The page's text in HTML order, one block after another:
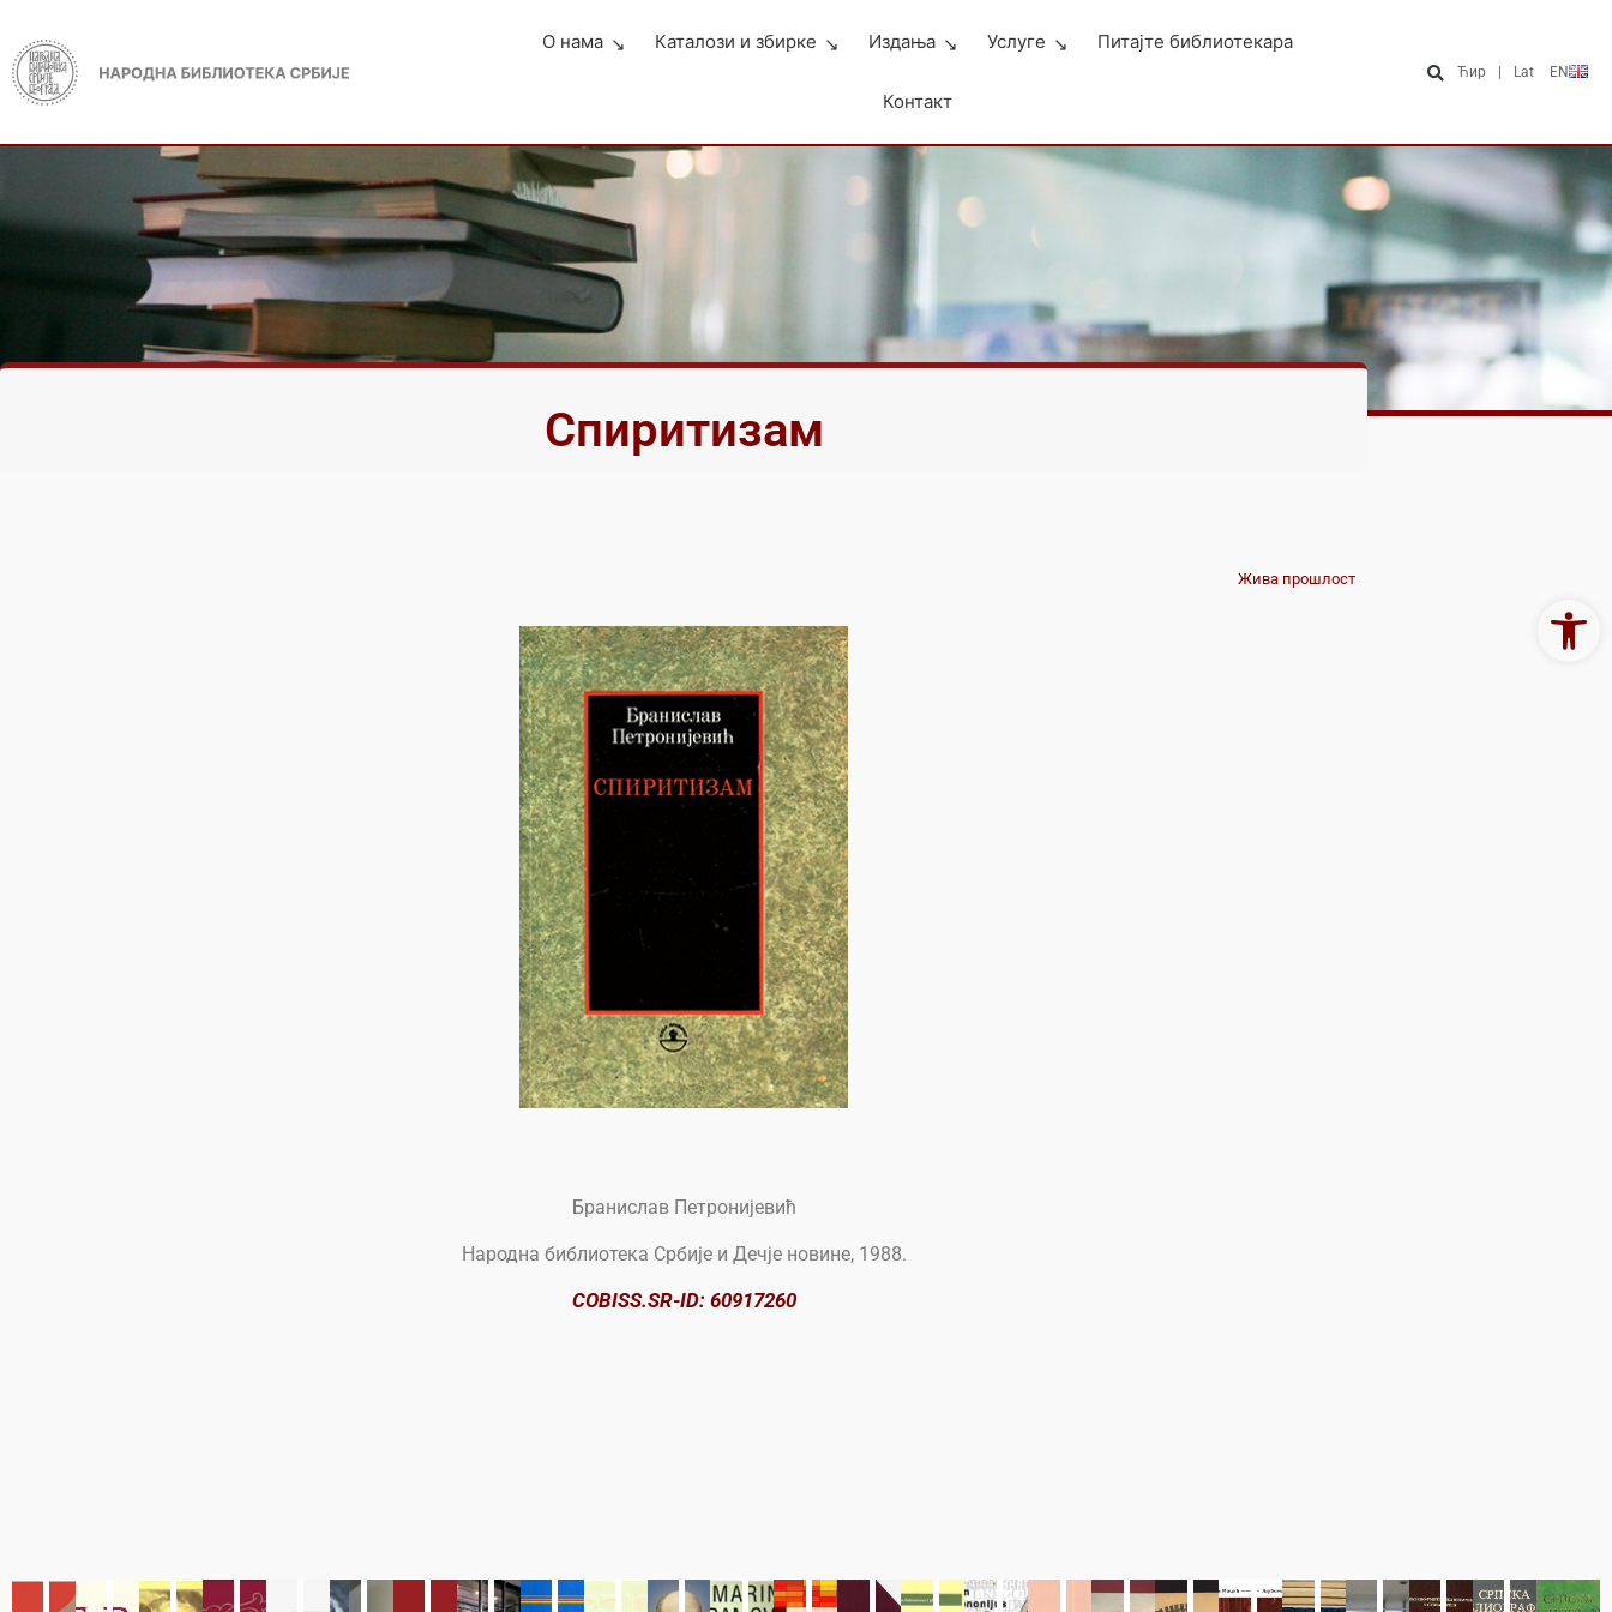
О нама Каталози и збирке Издања Услуге Питајте библиотекара
Контакт
Ћир Lat EN
Спиритизам
Жива прошлост
Бранислав Петронијевић
Народна библиотека Србије и Дечје новине, 1988.
COBISS.SR-ID: 60917260